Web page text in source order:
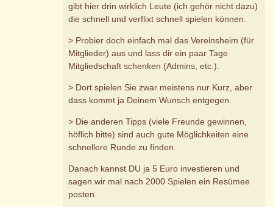
gibt hier drin wirklich Leute (ich gehör nicht dazu)
die schnell und verflixt schnell spielen können.
> Probier doch einfach mal das Vereinsheim (für
Mitglieder) aus und lass dir ein paar Tage
Mitgliedschaft schenken (Admins, etc.).
> Dort spielen Sie zwar meistens nur Kurz, aber
dass kommt ja Deinem Wunsch entgegen.
> Die anderen Tipps (viele Freunde gewinnen,
höflich bitte) sind auch gute Möglichkeiten eine
schnellere Runde zu finden.
Danach kannst DU ja 5 Euro investieren und
sagen wir mal nach 2000 Spielen ein Resümee
posten.